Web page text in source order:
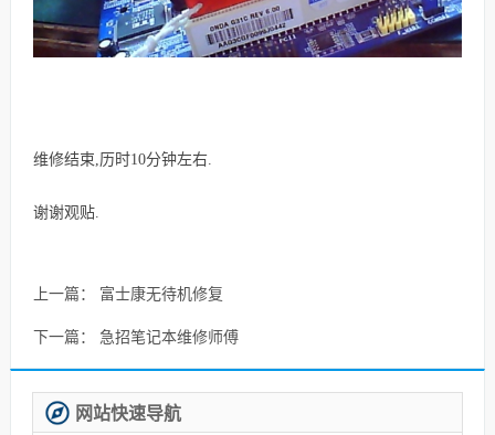
维修结束,历时10分钟左右.
谢谢观贴.
上一篇： 富士康无待机修复
下一篇： 急招笔记本维修师傅
网站快速导航